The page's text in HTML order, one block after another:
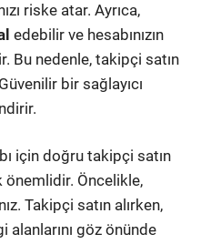
riske atar. Ayrıca,
edebilir ve hesabınızın
Bu nedenle, takipçi satın
bir sağlayıcı
için doğru takipçi satın
Öncelikle,
Takipçi satın alırken,
alanlarını göz önünde